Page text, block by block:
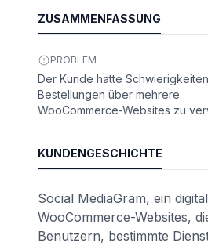
ZUSAMMENFASSUNG
PROBLEM
Der Kunde hatte Schwierigkeiten,
Bestellungen über mehrere
WooCommerce-Websites zu
KUNDENGESCHICHTE
Social MediaGram, ein
WooCommerce-Websites,
Benutzern, bestimmte